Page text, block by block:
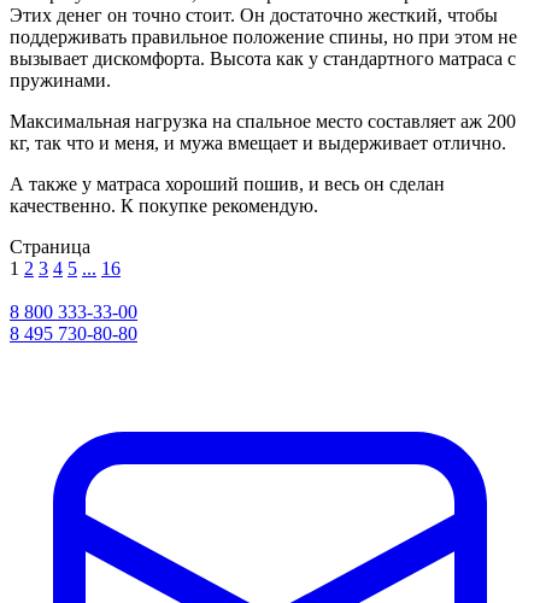
Этих денег он точно стоит. Он достаточно жесткий, чтобы
поддерживать правильное положение спины, но при этом не
вызывает дискомфорта. Высота как у стандартного матраса с
пружинами.
Максимальная нагрузка на спальное место составляет аж 200
кг, так что и меня, и мужа вмещает и выдерживает отлично.
А также у матраса хороший пошив, и весь он сделан
качественно. К покупке рекомендую.
Страница
1 2 3 4 5 ... 16
8 800 333-33-00
8 495 730-80-80